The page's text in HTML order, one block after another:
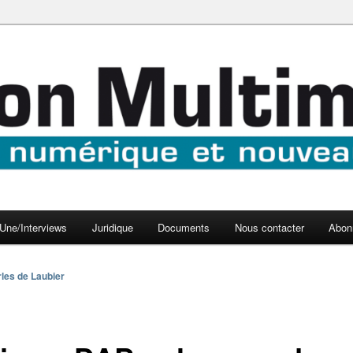
Une/Interviews Juridique Documents Nous contacter
de Laubier